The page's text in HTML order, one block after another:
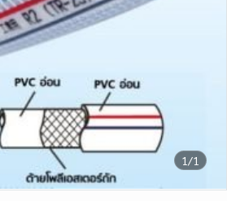
1/1